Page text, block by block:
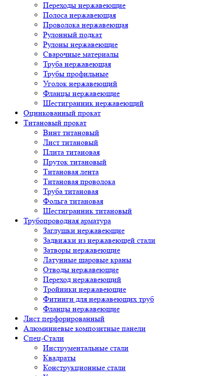
Переходы нержавеющие
Полоса нержавеющая
Проволока нержавеющая
Рулонный подкат
Рулоны нержавеющие
Сварочные материалы
Труба нержавеющая
Трубы профильные
Уголок нержавеющий
Фланцы нержавеющие
Шестигранник нержавеющий
Оцинкованный прокат
Титановый прокат
Винт титановый
Лист титановый
Плита титановая
Пруток титановый
Титановая лента
Титановая проволока
Труба титановая
Фольга титановая
Шестигранник титановый
Трубопроводная арматура
Заглушки нержавеющие
Задвижки из нержавеющей стали
Затворы нержавеющие
Латунные шаровые краны
Отводы нержавеющие
Переход нержавеющий
Тройники нержавеющие
Фитинги для нержавеющих труб
Фланцы нержавеющие
Лист перфорированный
Алюминиевые композитные панели
Спец-Стали
Инструментальные стали
Квадраты
Конструкционные стали